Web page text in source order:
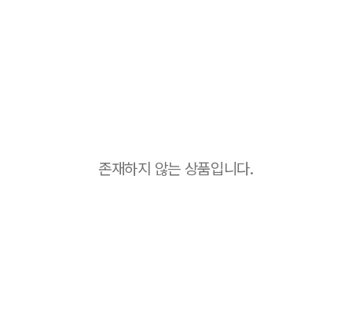
존재하지 않는 상품입니다.